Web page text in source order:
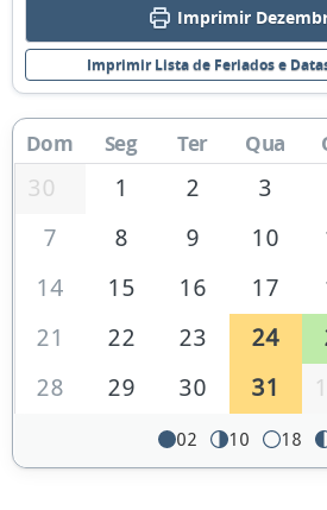
Imprimir
Imprimir Lista de Feriados e
Dom Seg Ter Qua
30 1 2 3
7
8 9 10
14
15 16 17
21
22 23 24
28
29 30 31 1
02 10 18